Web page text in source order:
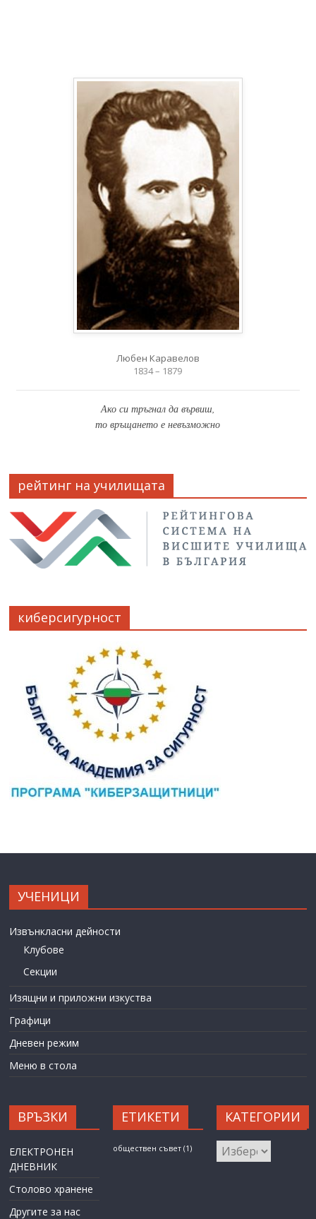
Любен Каравелов
1834 – 1879
Ако си тръгнал да вървиш,
то връщането е невъзможно
рейтинг на училищата
киберсигурност
УЧЕНИЦИ
Извънкласни дейности
Клубове
Секции
Изящни и приложни изкуства
Графици
Дневен режим
Меню в стола
ВРЪЗКИ
ЕЛЕКТРОНЕН
ДНЕВНИК
Столово хранене
Другите за нас
ЕТИКЕТИ
обществен съвет (1)
КАТЕГОРИИ
КАТЕГОРИИ